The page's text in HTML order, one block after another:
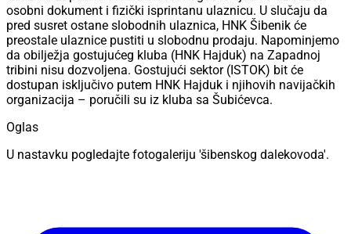
osobni dokument i fizički isprintanu ulaznicu. U slučaju da
pred susret ostane slobodnih ulaznica, HNK Šibenik će
preostale ulaznice pustiti u slobodnu prodaju. Napominjemo
da obilježja gostujućeg kluba (HNK Hajduk) na Zapadnoj
tribini nisu dozvoljena. Gostujući sektor (ISTOK) bit će
dostupan isključivo putem HNK Hajduk i njihovih navijačkih
organizacija – poručili su iz kluba sa Šubićevca.
Oglas
U nastavku pogledajte fotogaleriju 'šibenskog dalekovoda'.